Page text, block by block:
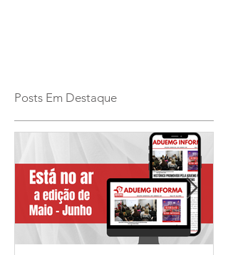
Posts Em Destaque